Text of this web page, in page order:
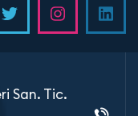
San. Tic.